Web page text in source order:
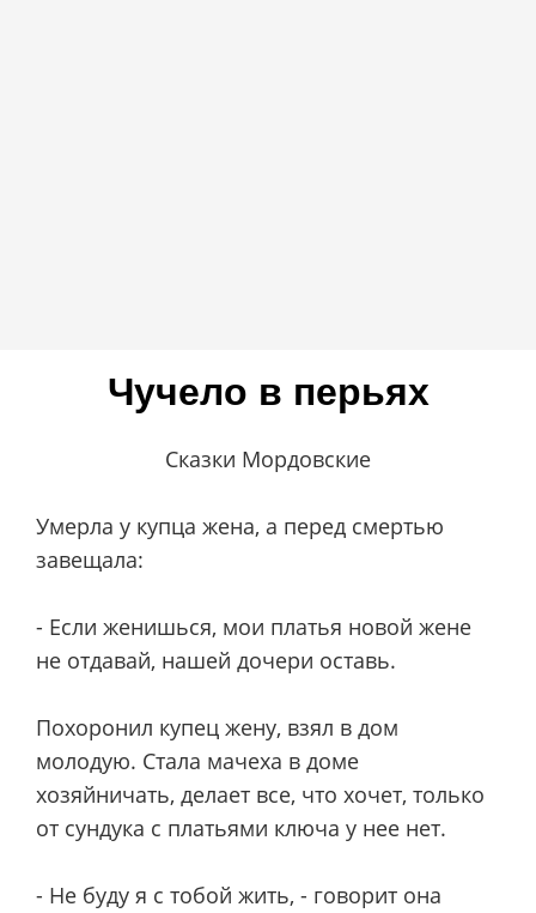
Чучело в перьях
Сказки Мордовские
Умерла у купца жена, а перед смертью
завещала:
- Если женишься, мои платья новой жене
не отдавай, нашей дочери оставь.
Похоронил купец жену, взял в дом
молодую. Стала мачеха в доме
хозяйничать, делает все, что хочет, только
от сундука с платьями ключа у нее нет.
- Не буду я с тобой жить, - говорит она